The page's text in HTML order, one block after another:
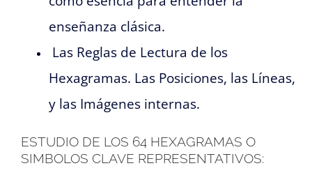
enseñanza clásica.
Las Reglas de Lectura de los
Hexagramas. Las Posiciones, las Líneas,
y las Imágenes internas.
ESTUDIO DE LOS 64 HEXAGRAMAS O
SIMBOLOS CLAVE REPRESENTATIVOS: